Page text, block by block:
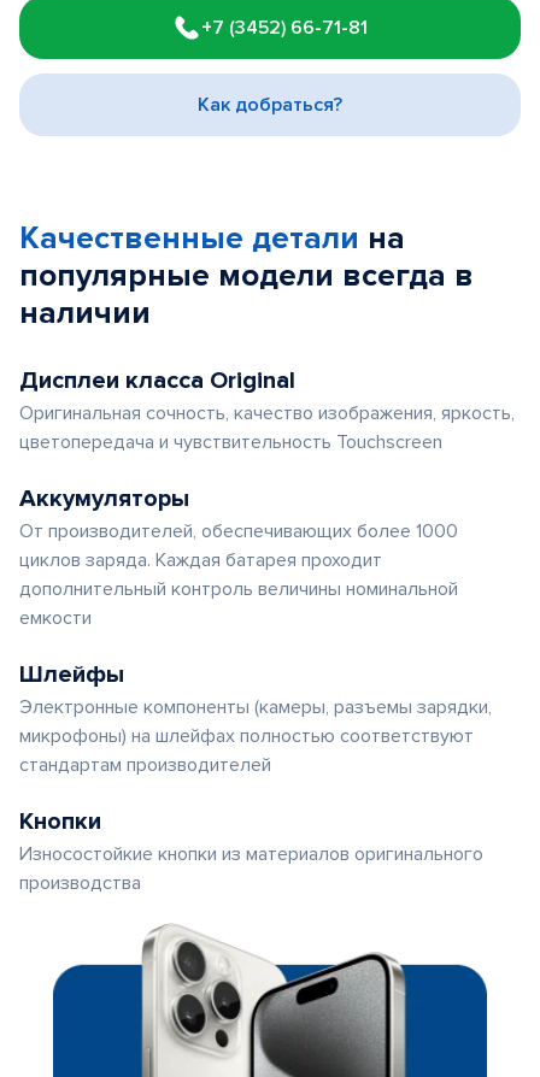
1
of
3
+7 (3452) 66-71-81
Как добраться?
Качественные детали на
популярные модели всегда в
наличии
Дисплеи класса Original
Оригинальная сочность, качество изображения, яркость,
цветопередача и чувствительность Touchscreen
Аккумуляторы
От производителей, обеспечивающих более 1000
циклов заряда. Каждая батарея проходит
дополнительный контроль величины номинальной
емкости
Шлейфы
Электронные компоненты (камеры, разъемы зарядки,
микрофоны) на шлейфах полностью соответствуют
стандартам производителей
Кнопки
Износостойкие кнопки из материалов оригинального
производства